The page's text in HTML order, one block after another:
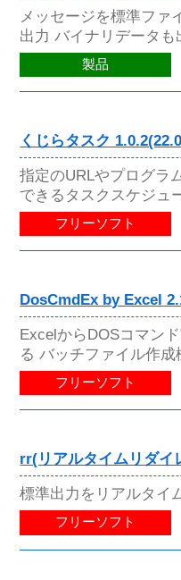
メッセージを標準ファ
出力 バイナリデータも
製品
くじらタスク
指定のURLやプログラ
できるタスクスケジュ
フリーソフト
DosCmdEx by Excel
ExcelからDOSコマン
る バッチファイル作成
フリーソフト
rr(リアルタイムリダイ
標準出力をリアルタイ
フリーソフト